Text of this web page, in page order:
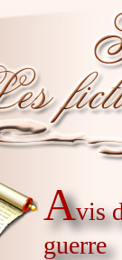
Avis
guerre